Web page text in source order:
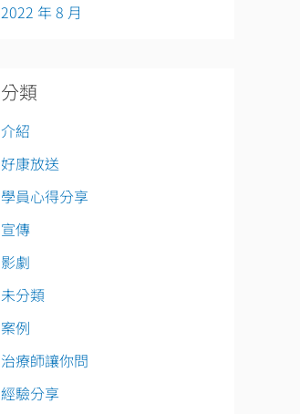
2022 年 8 月
分類
介紹
好康放送
學員心得分享
宣傳
影劇
未分類
案例
治療師讓你問
經驗分享